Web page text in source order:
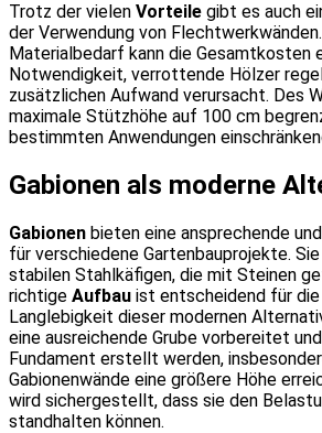
Trotz der vielen Vorteile gibt es auch
der Verwendung von
Materialbedarf kann die Gesamtkosten
Notwendigkeit, verrottende Hölzer
zusätzlichen Aufwand verursacht. Des
maximale Stützhöhe auf 100 cm
bestimmten Anwendungen
Gabionen als moderne
Gabionen bieten eine ansprechende
für verschiedene Gartenbauprojekte.
stabilen Stahlkäfigen, die mit Steinen
richtige Aufbau ist entscheidend für
Langlebigkeit dieser modernen
eine ausreichende Grube vorbereitet
Fundament erstellt werden,
Gabionenwände eine größere Höhe
wird sichergestellt, dass sie den
standhalten können.